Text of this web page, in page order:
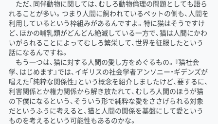
ただ、同伴動物に関しては、むしろ動物倫理の問題としても語ら
れることが多い。つまり人間に飼われているペットの側も、人間を
利用しているという枠組みがあるんですよ。特に猫はそうですけ
ど、ほかの哺乳類がどんどん絶滅している一方で、猫は人間にかわ
いがられることによってむしろ繁栄して、世界を征服したという
話になるんですね。
もう一つは、猫に対する人間の愛し方をめぐるもの。『猫社会
学、はじめます』では、イギリスの社会学者アンソニー・ギデンズが
唱えた「純粋な関係性」という概念を紹介しましたけど、要するに、
利害関係とか権力関係から解き放たれて、むしろ人間のほうが猫
の下僕になるという、そういう形で純粋な愛をささげられる対象
だというふうに考えると、猫と人間の関係を基盤にして愛という
ものを考えるという可能性もあるのかな。